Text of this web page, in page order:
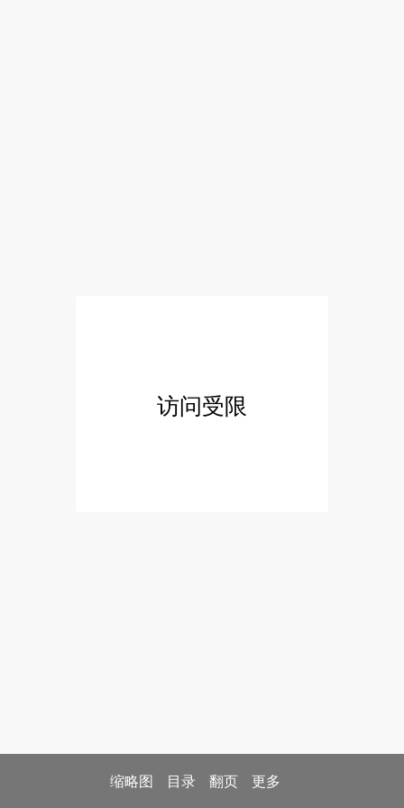
缩略图 目录 翻页 更多
访问受限